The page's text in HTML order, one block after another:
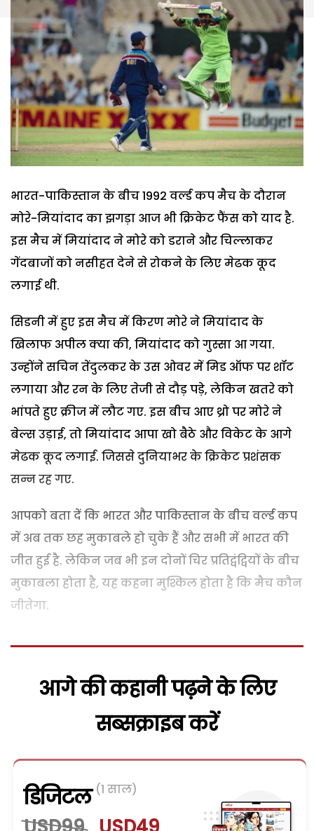
भारत-पाकिस्तान के बीच 1992 वर्ल्ड कप मैच के दौरान
मोरे-मियांदाद का झगड़ा आज भी क्रिकेट फैंस को याद है.
इस मैच में मियांदाद ने मोरे को डराने और चिल्लाकर
गेंदबाजों को नसीहत देने से रोकने के लिए मेढक कूद
लगाई थी.
सिडनी में हुए इस मैच में किरण मोरे ने मियांदाद के
खिलाफ अपील क्या की, मियांदाद को गुस्सा आ गया.
उन्होंने सचिन तेंदुलकर के उस ओवर में मिड ऑफ पर शॉट
लगाया और रन के लिए तेजी से दौड़ पड़े, लेकिन खतरे को
भांपते हुए क्रीज में लौट गए. इस बीच आए थ्रो पर मोरे ने
बेल्स उड़ाई, तो मियांदाद आपा खो बैठे और विकेट के आगे
मेढक कूद लगाई. जिससे दुनियाभर के क्रिकेट प्रशंसक
सन्न रह गए.
आपको बता दें कि भारत और पाकिस्तान के बीच वर्ल्ड कप
में अब तक छह मुकाबले हो चुके हैं और सभी में भारत की
जीत हुई है. लेकिन जब भी इन दोनों चिर प्रतिद्वंद्वियों के बीच
मुकाबला होता है, यह कहना मुश्किल होता है कि मैच कौन
जीतेगा.
आगे की कहानी पढ़ने के लिए
सब्सक्राइब करें
डिजिटल (1 साल)